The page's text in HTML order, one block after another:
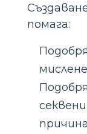
помага:
мислене